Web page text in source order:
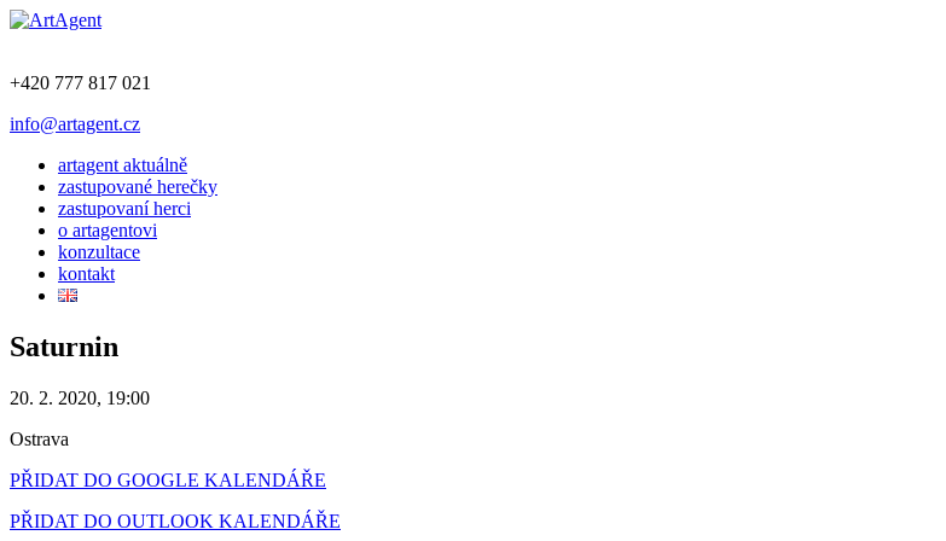
+420 777 817 021
info@artagent.cz
artagent aktuálně
zastupované herečky
zastupovaní herci
o artagentovi
konzultace
kontakt
Saturnin
20. 2. 2020, 19:00
Ostrava
PŘIDAT DO GOOGLE KALENDÁŘE
PŘIDAT DO OUTLOOK KALENDÁŘE